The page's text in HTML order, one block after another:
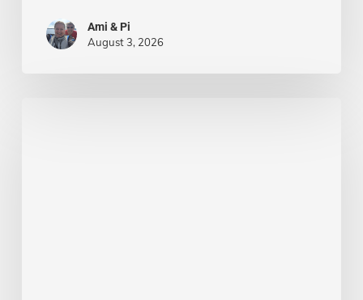
Ami & Pi
August 3, 2026